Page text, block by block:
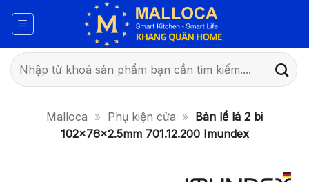
qua
dung
Tìm
kiếm:
Malloca » Phụ kiện cửa »
Bản lề lá 2 bi
102x76x2.5mm 701.12.200 Imundex